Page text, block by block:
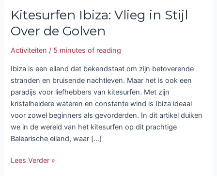
Kitesurfen Ibiza: Vlieg in Stijl
Over de Golven
Activiteiten / 5 minutes of reading
Ibiza is een eiland dat bekendstaat om zijn betoverende
stranden en bruisende nachtleven. Maar het is ook een
paradijs voor liefhebbers van kitesurfen. Met zijn
kristalheldere wateren en constante wind is Ibiza ideaal
voor zowel beginners als gevorderden. In dit artikel duiken
we in de wereld van het kitesurfen op dit prachtige
Balearische eiland, waar […]
Lees Verder »